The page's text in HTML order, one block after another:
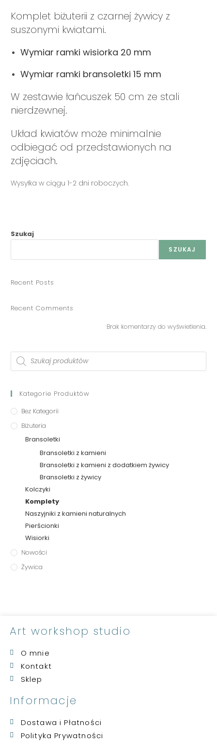
Komplet biżuterii z czarnej żywicy z
suszonymi kwiatami.
Wymiar ramki wisiorka 20 mm
Wymiar ramki bransoletki 15 mm
W zestawie łańcuszek 50 cm ze stali
nierdzewnej.
Układ kwiatów może minimalnie
odbiegać od przedstawionych na
zdjęciach.
Wysyłka w ciągu 1-2 dni roboczych.
Szukaj
SZUKAJ
Recent Posts
Recent Comments
Brak komentarzy do wyświetlenia.
Kategorie Produktów
Bez Kategorii
Biżuteria
Bransoletki
Bransoletki z kamieni
Bransoletki z kamieni z dodatkiem żywicy
Bransoletki z żywicy
Kolczyki
Komplety
Naszyjniki z kamieni naturalnych
Pierścionki
Wisiorki
Nowości
Żywica
Art workshop studio
O mnie
Kontakt
Sklep
Informacje
Dostawa i Płatności
Polityka Prywatności